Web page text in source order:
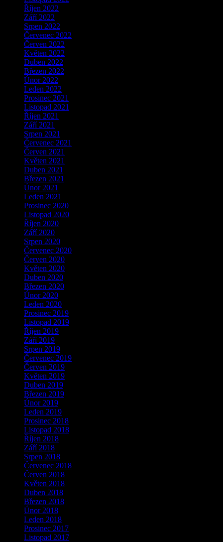
Říjen 2022
Září 2022
Srpen 2022
Červenec 2022
Červen 2022
Květen 2022
Duben 2022
Březen 2022
Únor 2022
Leden 2022
Prosinec 2021
Listopad 2021
Říjen 2021
Září 2021
Srpen 2021
Červenec 2021
Červen 2021
Květen 2021
Duben 2021
Březen 2021
Únor 2021
Leden 2021
Prosinec 2020
Listopad 2020
Říjen 2020
Září 2020
Srpen 2020
Červenec 2020
Červen 2020
Květen 2020
Duben 2020
Březen 2020
Únor 2020
Leden 2020
Prosinec 2019
Listopad 2019
Říjen 2019
Září 2019
Srpen 2019
Červenec 2019
Červen 2019
Květen 2019
Duben 2019
Březen 2019
Únor 2019
Leden 2019
Prosinec 2018
Listopad 2018
Říjen 2018
Září 2018
Srpen 2018
Červenec 2018
Červen 2018
Květen 2018
Duben 2018
Březen 2018
Únor 2018
Leden 2018
Prosinec 2017
Listopad 2017